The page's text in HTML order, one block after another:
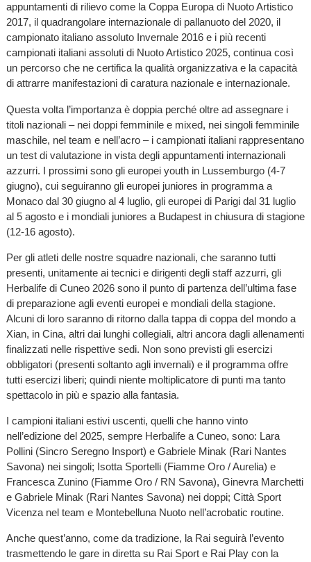
appuntamenti di rilievo come la Coppa Europa di Nuoto Artistico
2017, il quadrangolare internazionale di pallanuoto del 2020, il
campionato italiano assoluto Invernale 2016 e i più recenti
campionati italiani assoluti di Nuoto Artistico 2025, continua così
un percorso che ne certifica la qualità organizzativa e la capacità
di attrarre manifestazioni di caratura nazionale e internazionale.
Questa volta l’importanza è doppia perché oltre ad assegnare i
titoli nazionali – nei doppi femminile e mixed, nei singoli femminile
maschile, nel team e nell’acro – i campionati italiani rappresentano
un test di valutazione in vista degli appuntamenti internazionali
azzurri. I prossimi sono gli europei youth in Lussemburgo (4-7
giugno), cui seguiranno gli europei juniores in programma a
Monaco dal 30 giugno al 4 luglio, gli europei di Parigi dal 31 luglio
al 5 agosto e i mondiali juniores a Budapest in chiusura di stagione
(12-16 agosto).
Per gli atleti delle nostre squadre nazionali, che saranno tutti
presenti, unitamente ai tecnici e dirigenti degli staff azzurri, gli
Herbalife di Cuneo 2026 sono il punto di partenza dell’ultima fase
di preparazione agli eventi europei e mondiali della stagione.
Alcuni di loro saranno di ritorno dalla tappa di coppa del mondo a
Xian, in Cina, altri dai lunghi collegiali, altri ancora dagli allenamenti
finalizzati nelle rispettive sedi. Non sono previsti gli esercizi
obbligatori (presenti soltanto agli invernali) e il programma offre
tutti esercizi liberi; quindi niente moltiplicatore di punti ma tanto
spettacolo in più e spazio alla fantasia.
I campioni italiani estivi uscenti, quelli che hanno vinto
nell’edizione del 2025, sempre Herbalife a Cuneo, sono: Lara
Pollini (Sincro Seregno Insport) e Gabriele Minak (Rari Nantes
Savona) nei singoli; Isotta Sportelli (Fiamme Oro / Aurelia) e
Francesca Zunino (Fiamme Oro / RN Savona), Ginevra Marchetti
e Gabriele Minak (Rari Nantes Savona) nei doppi; Città Sport
Vicenza nel team e Montebelluna Nuoto nell’acrobatic routine.
Anche quest’anno, come da tradizione, la Rai seguirà l’evento
trasmettendo le gare in diretta su Rai Sport e Rai Play con la